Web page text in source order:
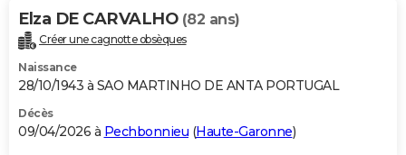
Elza DE CARVALHO (82 ans)
Créer une cagnotte obsèques
Naissance
28/10/1943 à SAO MARTINHO DE ANTA PORTUGAL
Décès
09/04/2026 à Pechbonnieu (Haute-Garonne)